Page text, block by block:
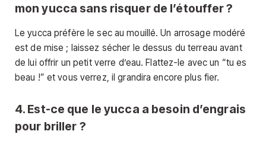
mon yucca sans risquer de l’étouffer ?
Le yucca préfère le sec au mouillé. Un arrosage modéré
est de mise ; laissez sécher le dessus du terreau avant
de lui offrir un petit verre d’eau. Flattez-le avec un “tu es
beau !” et vous verrez, il grandira encore plus fier.
4. Est-ce que le yucca a besoin d’engrais
pour briller ?